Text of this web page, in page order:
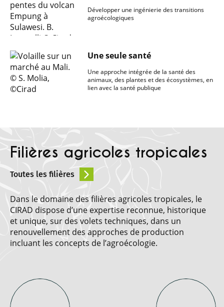
Développer une ingénierie des transitions
agroécologiques
Une seule santé
Une approche intégrée de la santé des
animaux, des plantes et des écosystèmes, en
lien avec la santé publique
Filières agricoles tropicales
Toutes les filières
Dans le domaine des filières agricoles tropicales, le
CIRAD dispose d’une expertise reconnue, historique
et unique, sur des volets techniques, dans un
renouvellement des approches de production
incluant les concepts de l’agroécologie.